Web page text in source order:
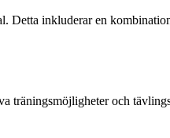
Detta inkluderar en
och